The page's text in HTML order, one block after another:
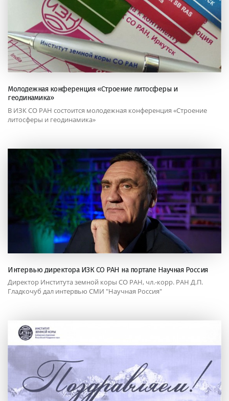
Молодежная конференция «Строение литосферы и
геодинамика»
В ИЗК СО РАН состоится молодежная конференция «Строение
литосферы и геодинамика»
Интервью директора ИЗК СО РАН на портале Научная Россия
Директор Института земной коры СО РАН, чл.-корр. РАН Д.П.
Гладкочуб дал интервью СМИ "Научная Россия"